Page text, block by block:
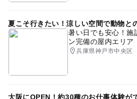
夏こそ行きたい！涼しい空間で動物と
暑い日でも安心！施
ン完備の屋内エリア
兵庫県神戸市中央区
大阪にOPEN！約30種のお仕事体験が